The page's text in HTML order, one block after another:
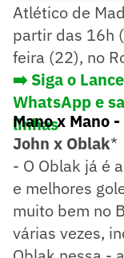
Atlético de
partir das 16h
feira (22), no
➡️ Siga o
WhatsApp e
linhas
Mano x Mano
John x Oblak*
- O Oblak já é
e melhores
muito bem no
várias vezes,